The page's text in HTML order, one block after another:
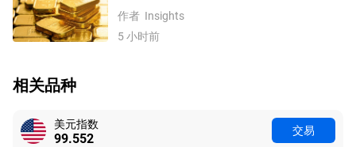
协议，黄金涨超200美元、WTI原油三连
跌，道指续创历史新高！
作者 Insights
5 小时前
相关品种
美元指数
99.551 交易